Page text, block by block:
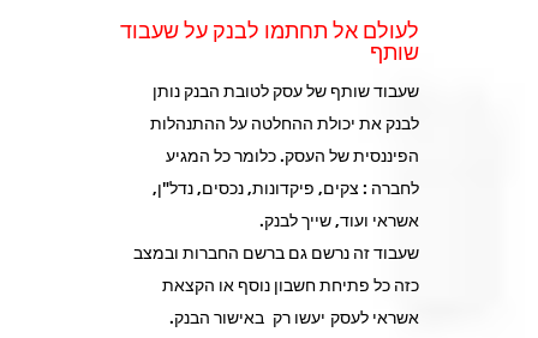
לעולם אל תחתמו לבנק על שעבוד
שותף
שעבוד שותף של עסק לטובת הבנק נותן
לבנק את יכולת ההחלטה על ההתנהלות
הפיננסית של העסק. כלומר כל המגיע
לחברה : צקים, פיקדונות, נכסים, נדל"ן,
אשראי ועוד, שייך לבנק.
שעבוד זה נרשם גם ברשם החברות ובמצב
כזה כל פתיחת חשבון נוסף או הקצאת
אשראי לעסק יעשו רק באישור הבנק.